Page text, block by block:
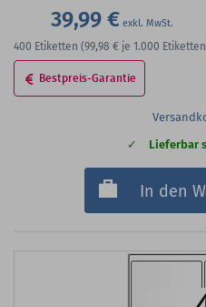
39,99 €
400 Etiketten (99,98 € je 1.000
Bestpreis-Garantie
Lieferbar
In den